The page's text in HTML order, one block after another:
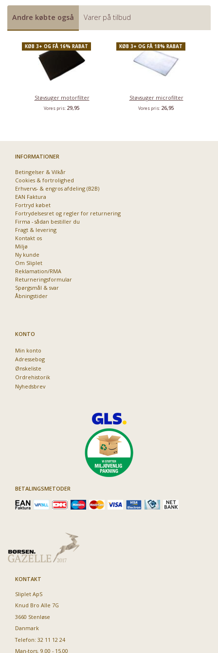
Andre købte også Varer på tilbud
KØB 3+ OG FÅ 16% RABAT
Støvsuger motorfilter
Vores pris: 29,95
KØB 3+ OG FÅ 18% RABAT
Støvsuger microfilter
Vores pris: 26,95
INFORMATIONER
Betingelser & Vilkår
Cookies & fortrolighed
Erhvervs- & engros afdeling (B2B)
EAN Faktura
Fortryd købet
Fortrydelsesret og regler for returnering
Firma - sådan bestiller du
Fragt & levering
Kontakt os
Miljø
Ny kunde
Om Sliplet
Reklamation/RMA
Returneringsformular
Spørgsmål & svar
Åbningstider
KONTO
Min konto
Adressebog
Ønskeliste
Ordrehistorik
Nyhedsbrev
BETALINGSMETODER
KONTAKT
Sliplet ApS
Knud Bro Alle 7G
3660 Stenløse
Danmark
Telefon: 32 11 12 24
Man-tors. 9.00 - 15.00
Priser fra kun 29,95